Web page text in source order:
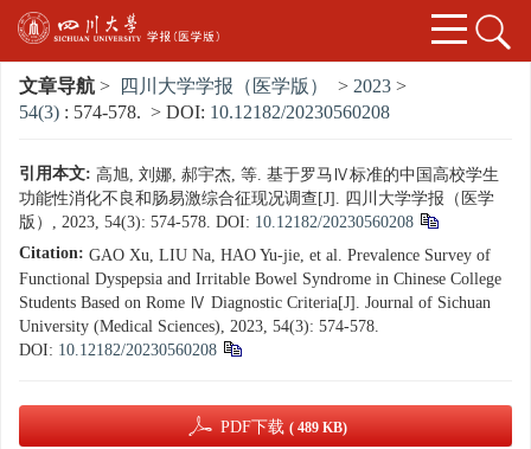
文章导航 > 四川大学学报（医学版） > 2023 >
54(3) : 574-578. > DOI: 10.12182/20230560208
引用本文: 高旭, 刘娜, 郝宇杰, 等. 基于罗马Ⅳ标准的中国高校学生
功能性消化不良和肠易激综合征现况调查[J]. 四川大学学报（医学
版）, 2023, 54(3): 574-578. DOI: 10.12182/20230560208
Citation: GAO Xu, LIU Na, HAO Yu-jie, et al. Prevalence Survey of
Functional Dyspepsia and Irritable Bowel Syndrome in Chinese College
Students Based on Rome Ⅳ Diagnostic Criteria[J]. Journal of Sichuan
University (Medical Sciences), 2023, 54(3): 574-578.
DOI: 10.12182/20230560208
PDF下载 ( 489 KB)